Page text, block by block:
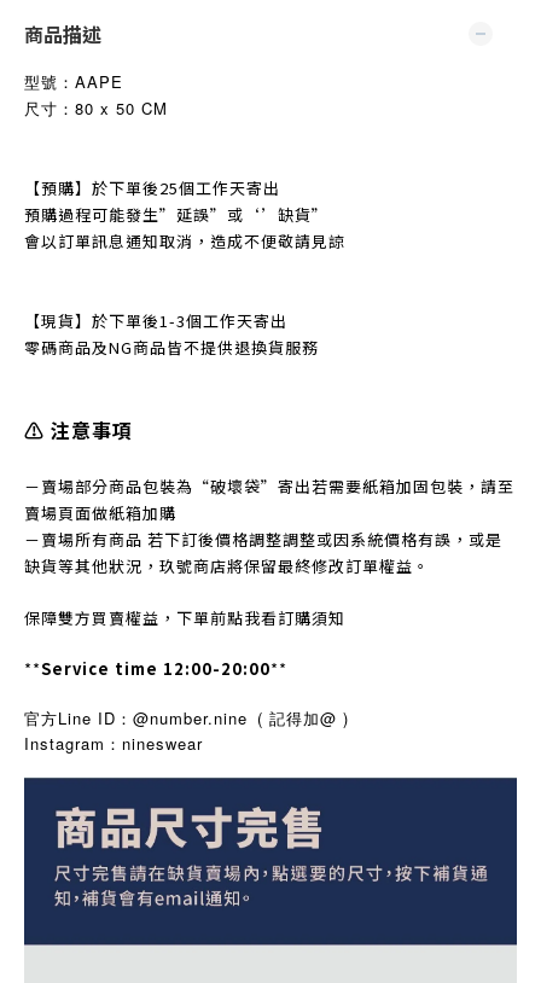
商品描述
型號： AAPE
尺寸：80 x 50 CM
【預購】於下單後25個工作天寄出
預購過程可能發生” 延誤” 或‘’缺貨”
會以訂單訊息通知取消，造成不便敬請見諒
【現貨】於下單後1-3個工作天寄出
零碼商品及NG商品皆不提供退換貨服務
⚠️ 注意事項
－賣場部分商品包裝為“破壞袋”寄出若需要紙箱加固包裝，請至
賣場頁面做紙箱加購
－賣場所有商品 若下訂後價格調整調整或因系統價格有誤，或是
缺貨等其他狀況，玖號商店將保留最終修改訂單權益。
保障雙方買賣權益，下單前點我看訂購須知
**Service time 12:00-20:00**
官方Line ID：@number.nine ( 記得加@ )
Instagram ： nineswear